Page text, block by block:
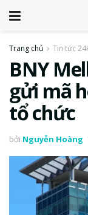
Trang chủ Tin tức
BNY
gửi mã
tổ chức
bởi Nguyễn Hoàng